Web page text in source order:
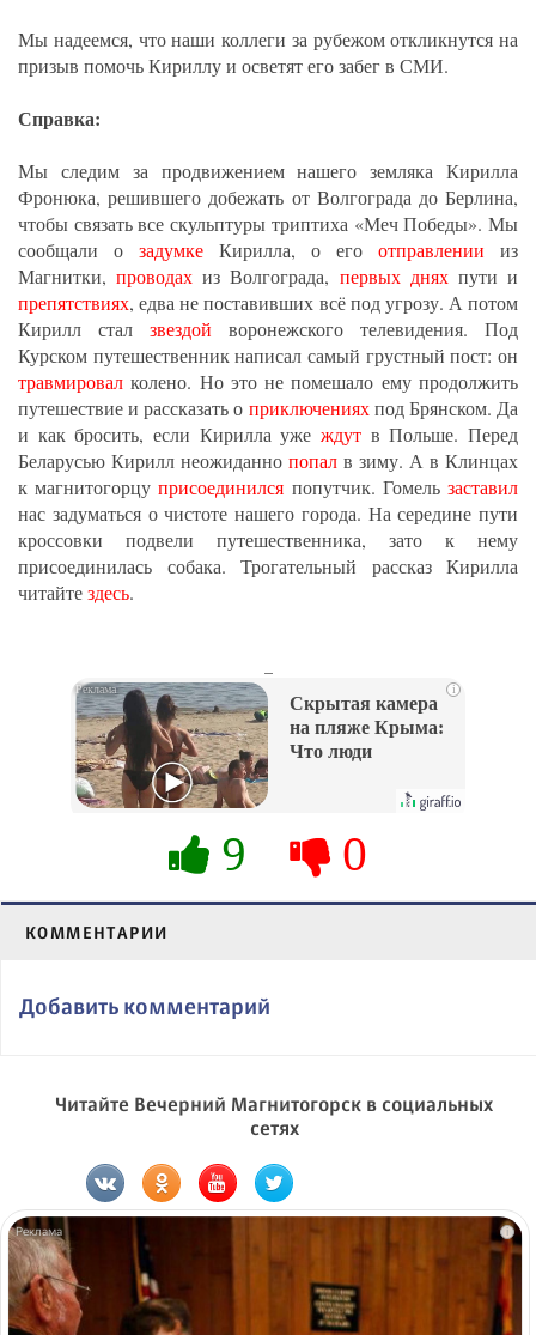
Мы надеемся, что наши коллеги за рубежом откликнутся на
призыв помочь Кириллу и осветят его забег в СМИ.
Справка:
Мы следим за продвижением нашего земляка Кирилла
Фронюка, решившего добежать от Волгограда до Берлина,
чтобы связать все скульптуры триптиха «Меч Победы». Мы
сообщали о задумке Кирилла, о его отправлении из
Магнитки,проводах из Волгограда, первых дняхпути и
препятствиях, едва не поставивших всё под угрозу. А потом
Кирилл стал звездой воронежского телевидения. Под
Курском путешественник написал самый грустный пост: он
травмировал колено. Но это не помешало ему продолжить
путешествие и рассказать о приключенияхпод Брянском. Да
и как бросить, если Кирилла уже ждут в Польше. Перед
Беларусью Кирилл неожиданно попал в зиму. А в Клинцах
к магнитогорцуприсоединился попутчик. Гомельзаставил
нас задуматься о чистоте нашего города. На середине пути
кроссовки подвели путешественника, зато к нему
присоединилась собака. Трогательный рассказ Кирилла
читайтездесь.
i
Скрытая камера
на пляже Крыма:
Что люди
их не видят...
9 0
КОММЕНТАРИИ
Добавить комментарий
Читайте Вечерний Магнитогорск в социальных
сетях
i